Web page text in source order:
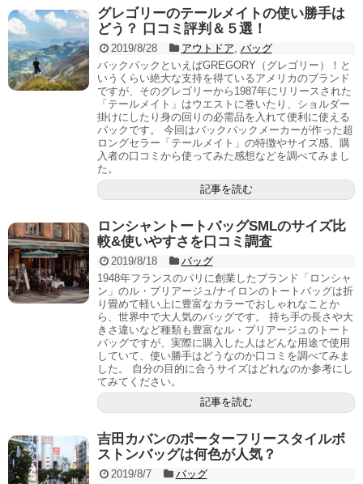
グレゴリーのテールメイトの使い勝手は
どう？ 口コミ評判＆５選！
2019/8/28 アウトドア, バッグ
バックパックといえばGREGORY（グレゴリー）！と
いうくらい絶大な支持を得ているアメリカのブランド
ですが、そのグレゴリーから1987年にリリースされた
「テールメイト」はウエストに巻いたり、ショルダー
掛けにしたり身の回りの必需品を入れて便利に使える
パックです。 今回はバックパックメーカーが作った超
ロングセラー「テールメイト」の特徴やサイズ感、購
入者の口コミから使ってみた感想などを調べてみまし
た。
記事を読む
ロンシャントートバッグSMLのサイズ比
較&使いやすさを口コミ調査
2019/8/18
バッグ
1948年フランスのパリに創業したブランド「ロンシャ
ン」のル・プリアージュ/ナイロンのトートバッグは折
り畳めて軽い上に豊富なカラーでおしゃれなことか
ら、世界中で大人気のバッグです。 持ち手の長さや大
きさ違いなど種類も豊富なル・プリアージュのトート
バッグですが、実際に購入した人はどんな用途で使用
していて、使い勝手はどうなのか口コミを調べてみま
した。 自分の目的に合うサイズはどれなのか参考にし
てみてください。
記事を読む
吉田カバンのポーターフリースタイルボ
ストンバッグは何色が人気？
2019/8/7
バッグ